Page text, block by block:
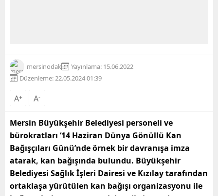
mersinodak
Yayınlama: 15.06.2022
Düzenleme: 22.05.2024 01:39
A+ A-
Mersin Büyükşehir Belediyesi personeli ve
bürokratları ‘14 Haziran Dünya Gönüllü Kan
Bağışçıları Günü’nde örnek bir davranışa imza
atarak, kan bağışında bulundu. Büyükşehir
Belediyesi Sağlık İşleri Dairesi ve Kızılay tarafından
ortaklaşa yürütülen kan bağışı organizasyonu ile